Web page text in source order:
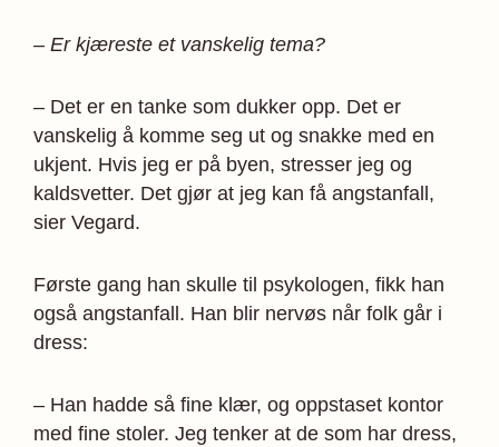
– Er kjæreste et vanskelig tema?
– Det er en tanke som dukker opp. Det er
vanskelig å komme seg ut og snakke med en
ukjent. Hvis jeg er på byen, stresser jeg og
kaldsvetter. Det gjør at jeg kan få angstanfall,
sier Vegard.
Første gang han skulle til psykologen, fikk han
også angstanfall. Han blir nervøs når folk går i
dress:
– Han hadde så fine klær, og oppstaset kontor
med fine stoler. Jeg tenker at de som har dress,